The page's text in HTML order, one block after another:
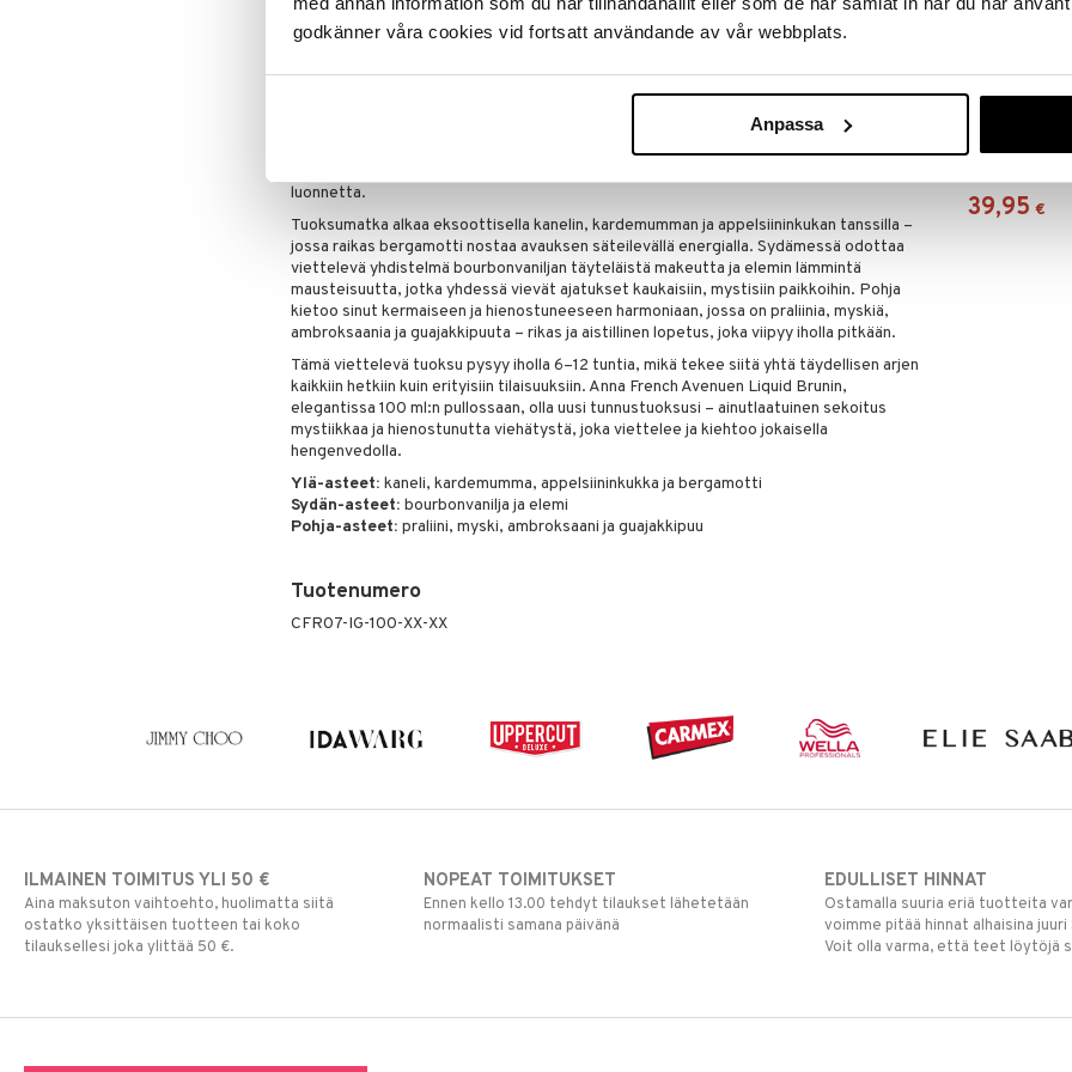
godkänner våra cookies vid fortsatt användande av vår webbplats.
Anpassa
Tutustu French Avenuen Liquid Brun -tuoksun maagiseen maailmaan – Eau de Parfum,
on saanut inspiraationsa ikonisesta Parfums de Marly Althaïrista, tarjoaa
hienostuneen tulkinnan mausteisista ja makeista vivahteista, joissa jokainen suihkaus
Lämpimän ja makean täydellinen tasapaino tekee Liquid Brunista elegantin valinnan
luonnetta.
Tuoksumatka alkaa eksoottisella kanelin, kardemumman ja appelsiininkukan tanssilla –
jossa raikas bergamotti nostaa avauksen säteilevällä energialla. Sydämessä odottaa
viettelevä yhdistelmä bourbonvaniljan täyteläistä makeutta ja elemin lämmintä
mausteisuutta, jotka yhdessä vievät ajatukset kaukaisiin, mystisiin paikkoihin. Pohja
kietoo sinut kermaiseen ja hienostuneeseen harmoniaan, jossa on praliinia, myskiä,
ambroksaania ja guajakkipuuta – rikas ja aistillinen lopetus, joka viipyy iholla pitkään.
Tämä viettelevä tuoksu pysyy iholla 6–12 tuntia, mikä tekee siitä yhtä täydellisen arjen
kaikkiin hetkiin kuin erityisiin tilaisuuksiin. Anna French Avenuen Liquid Brunin,
elegantissa 100 ml:n pullossaan, olla uusi tunnustuoksusi – ainutlaatuinen sekoitus
mystiikkaa ja hienostunutta viehätystä, joka viettelee ja kiehtoo jokaisella
hengenvedolla.
Ylä-asteet: kaneli, kardemumma, appelsiininkukka ja bergamotti
Sydän-asteet: bourbonvanilja ja elemi
Pohja-asteet: praliini, myski, ambroksaani ja guajakkipuu
Tuotenumero
CFR07-IG-100-XX-XX
French
- Eau de
39,95 €
ILMAINEN TOIMITUS YLI 50 €
Aina maksuton vaihtoehto, huolimatta siitä
ostatko yksittäisen tuotteen tai koko
tilauksellesi joka ylittää 50 €.
NOPEAT TOIMITUKSET
Ennen kello 13.00 tehdyt tilaukset lähetetään
normaalisti samana päivänä
EDULLISET HINNAT
Ostamalla suuria eriä tuotteita
voimme pitää hinnat alhaisina juuri
Voit olla varma, että teet löytöjä